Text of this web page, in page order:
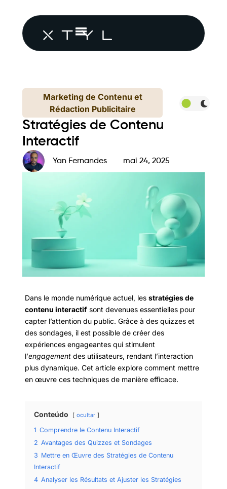
Marketing de Contenu et
Rédaction Publicitaire
Stratégies de Contenu
Interactif
Yan Fernandes mai 24, 2025
Dans le monde numérique actuel, les stratégies de
contenu interactif sont devenues essentielles pour
capter l’attention du public. Grâce à des quizzes et
des sondages, il est possible de créer des
expériences engageantes qui stimulent
l’engagement des utilisateurs, rendant l’interaction
plus dynamique. Cet article explore comment mettre
en œuvre ces techniques de manière efficace.
Conteúdo ocultar
1 Comprendre le Contenu Interactif
2 Avantages des Quizzes et Sondages
3 Mettre en Œuvre des Stratégies de Contenu
Interactif
4 Analyser les Résultats et Ajuster les Stratégies